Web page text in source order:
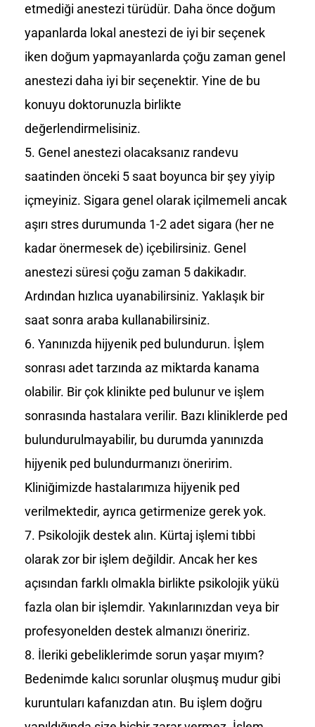
etmediği anestezi türüdür. Daha önce doğum
yapanlarda lokal anestezi de iyi bir seçenek
iken doğum yapmayanlarda çoğu zaman genel
anestezi daha iyi bir seçenektir. Yine de bu
konuyu doktorunuzla birlikte
değerlendirmelisiniz.
Genel anestezi olacaksanız randevu
saatinden önceki 5 saat boyunca bir şey yiyip
içmeyiniz. Sigara genel olarak içilmemeli ancak
aşırı stres durumunda 1-2 adet sigara (her ne
kadar önermesek de) içebilirsiniz. Genel
anestezi süresi çoğu zaman 5 dakikadır.
Ardından hızlıca uyanabilirsiniz. Yaklaşık bir
saat sonra araba kullanabilirsiniz.
Yanınızda hijyenik ped bulundurun. İşlem
sonrası adet tarzında az miktarda kanama
olabilir. Bir çok klinikte ped bulunur ve işlem
sonrasında hastalara verilir. Bazı kliniklerde ped
bulundurulmayabilir, bu durumda yanınızda
hijyenik ped bulundurmanızı öneririm.
Kliniğimizde hastalarımıza hijyenik ped
verilmektedir, ayrıca getirmenize gerek yok.
Psikolojik destek alın. Kürtaj işlemi tıbbi
olarak zor bir işlem değildir. Ancak her kes
açısından farklı olmakla birlikte psikolojik yükü
fazla olan bir işlemdir. Yakınlarınızdan veya bir
profesyonelden destek almanızı öneririz.
İleriki gebeliklerimde sorun yaşar mıyım?
Bedenimde kalıcı sorunlar oluşmuş mudur gibi
kuruntuları kafanızdan atın. Bu işlem doğru